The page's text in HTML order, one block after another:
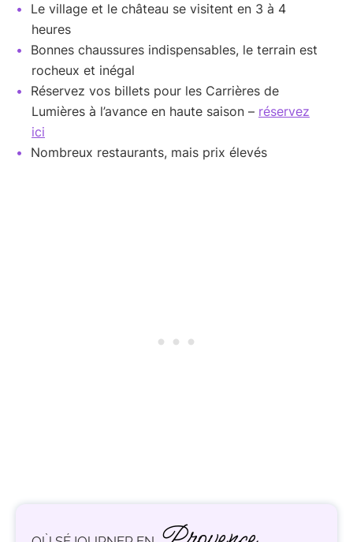
Le village et le château se visitent en 3 à 4
heures
Bonnes chaussures indispensables, le terrain est
rocheux et inégal
Réservez vos billets pour les Carrières de
Lumières à l’avance en haute saison – réservez
ici
Nombreux restaurants, mais prix élevés